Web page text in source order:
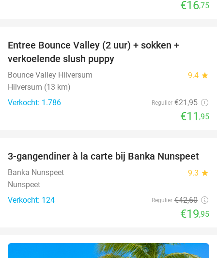
€16,75
Entree Bounce Valley (2 uur) + sokken +
verkoelende slush puppy
Bounce Valley Hilversum 9.4 star
Hilversum (13 km)
Verkocht: 1.786
Regulier €21,95
€11 ,95
53%
3-gangendiner à la carte bij Banka Nunspeet
Banka Nunspeet 9.3 star
Nunspeet
Verkocht: 124
Regulier €42,60
€19,95